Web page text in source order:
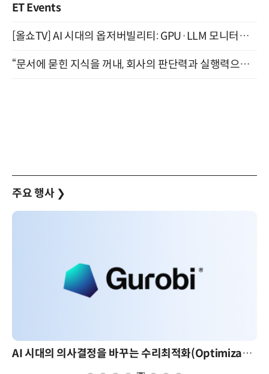
ET Events
[올쇼TV] AI 시대의 옵저버빌리티: GPU·LLM 모니터링부터 AI 기반 장애 대응까지 (8/11 생방송)
“문서에 묻힌 지식을 꺼내, 회사의 판단력과 실행력으로 바꾸다” (8/20)
주요 행사 ❯
AI 시대의 의사결정을 바꾸는 수리최적화(Optimization): 실제 산업 적용 사례와 활용 전략